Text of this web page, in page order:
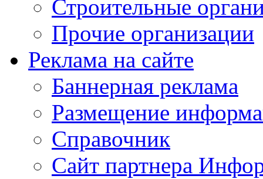
Строительные
Прочие организации
Реклама на сайте
Баннерная реклама
Размещение
Справочник
Сайт партнера